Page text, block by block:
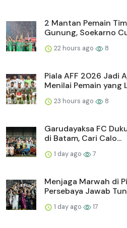
2 Mantan Pemain
Gunung, Soekarno
22 hours ago 8
Piala AFF 2026 Jadi
Menilai Pemain yang
23 hours ago 8
Garudayaksa FC
di Batam, Cari Calo...
1 day ago 7
Menjaga Marwah di
Persebaya Jawab
1 day ago 17